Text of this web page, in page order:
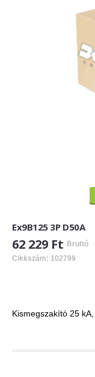
Ex9B125 3P D50A
62 229 Ft Bruttó
Cikkszám: 102799
Kismegszakító 25